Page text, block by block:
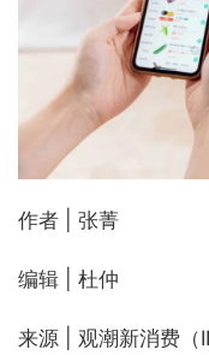
作者 | 张菁
编辑 | 杜仲
来源 | 观潮新消费（